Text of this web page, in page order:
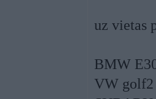
uz vietas
BMW
VW golf2